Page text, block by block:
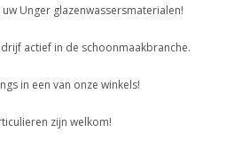
Unger glazenwassersmaterialen!
actief in de schoonmaakbranche.
in een van onze winkels!
zijn welkom!